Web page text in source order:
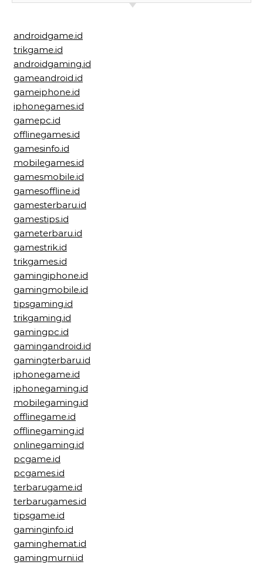
androidgame.id
trikgame.id
androidgaming.id
gameandroid.id
gameiphone.id
iphonegames.id
gamepc.id
offlinegames.id
gamesinfo.id
mobilegames.id
gamesmobile.id
gamesoffline.id
gamesterbaru.id
gamestips.id
gameterbaru.id
gamestrik.id
trikgames.id
gamingiphone.id
gamingmobile.id
tipsgaming.id
trikgaming.id
gamingpc.id
gamingandroid.id
gamingterbaru.id
iphonegame.id
iphonegaming.id
mobilegaming.id
offlinegame.id
offlinegaming.id
onlinegaming.id
pcgame.id
pcgames.id
terbarugame.id
terbarugames.id
tipsgame.id
gaminginfo.id
gaminghemat.id
gamingmurni.id